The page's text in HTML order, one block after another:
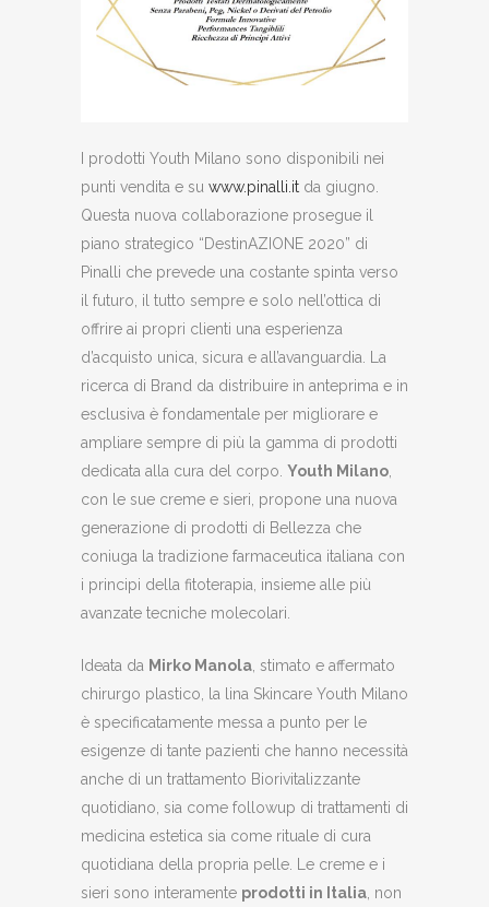
I prodotti Youth Milano sono disponibili nei
punti vendita e su www.pinalli.it da giugno.
Questa nuova collaborazione prosegue il
piano strategico “DestinAZIONE 2020” di
Pinalli che prevede una costante spinta verso
il futuro, il tutto sempre e solo nell’ottica di
offrire ai propri clienti una esperienza
d’acquisto unica, sicura e all’avanguardia. La
ricerca di Brand da distribuire in anteprima e in
esclusiva è fondamentale per migliorare e
ampliare sempre di più la gamma di prodotti
dedicata alla cura del corpo. Youth Milano
con le sue creme e sieri, propone una nuova
generazione di prodotti di Bellezza che
coniuga la tradizione farmaceutica italiana con
i principi della fitoterapia, insieme alle più
avanzate tecniche molecolari.
Ideata da Mirko Manola , stimato e affermato
chirurgo plastico, la lina Skincare Youth Milano
è specificatamente messa a punto per le
esigenze di tante pazienti che hanno necessità
anche di un trattamento Biorivitalizzante
quotidiano, sia come followup di trattamenti di
medicina estetica sia come rituale di cura
quotidiana della propria pelle. Le creme e i
sieri sono interamente prodotti in Italia , non